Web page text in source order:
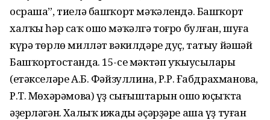
осраша”, тиелә башҡорт мәҡәлендә. Башҡорт
халҡы һәр саҡ ошо мәҡәлгә тоғро булған, шуға
күрә төрлө милләт вәкилдәре дуҫ, татыу йәшәй
Башҡортостанда. 15-се мәктәп уҡыусылары
(етәкселәре А.Б. Фәйзуллина, Р.Р. Ғабдрахманова,
Р.Т. Мөхәрәмова) үҙ сығыштарын ошо юҫыҡта
әҙерләгән. Халыҡ ижады әҫәрҙәре аша үҙ туған